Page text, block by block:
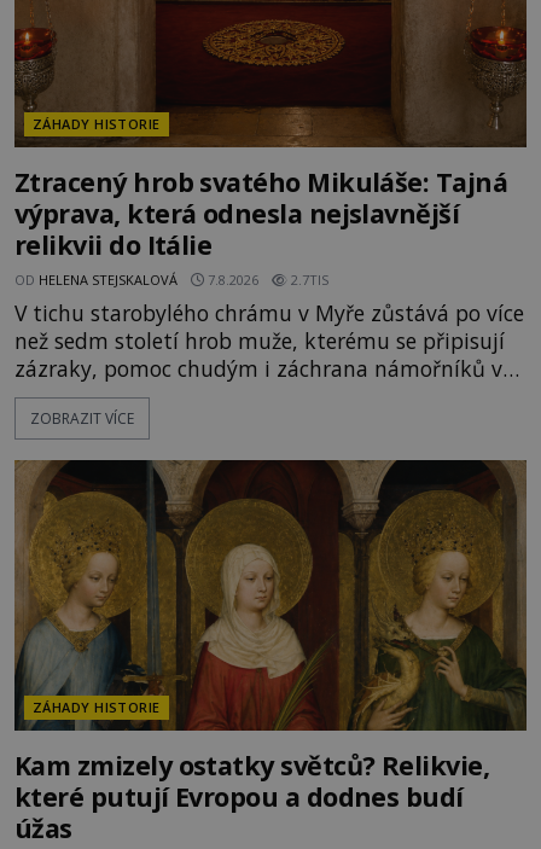
ZÁHADY HISTORIE
Ztracený hrob svatého Mikuláše: Tajná
výprava, která odnesla nejslavnější
relikvii do Itálie
OD HELENA STEJSKALOVÁ 7.8.2026 2.7TIS
V tichu starobylého chrámu v Myře zůstává po více
než sedm století hrob muže, kterému se připisují
zázraky, pomoc chudým i záchrana námořníků v
bouřích. Pak ale přichází rok 1087 a klidné místo
se mění v dějiště podivné noční výpravy. Skupina
Mikuláše a odváží jeho ostatky přes moře do Bari.
Je to zbožná záchrana před nebezpečím, nebo
promyšlená krádež,
ZOBRAZIT VÍCE
ZÁHADY HISTORIE
Kam zmizely ostatky světců? Relikvie,
které putují Evropou a dodnes budí
úžas